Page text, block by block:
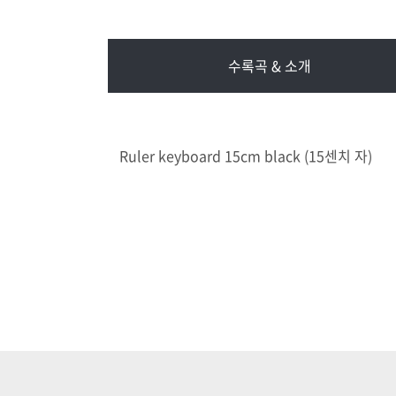
수록곡 & 소개
Ruler keyboard 15cm black (15센치 자)